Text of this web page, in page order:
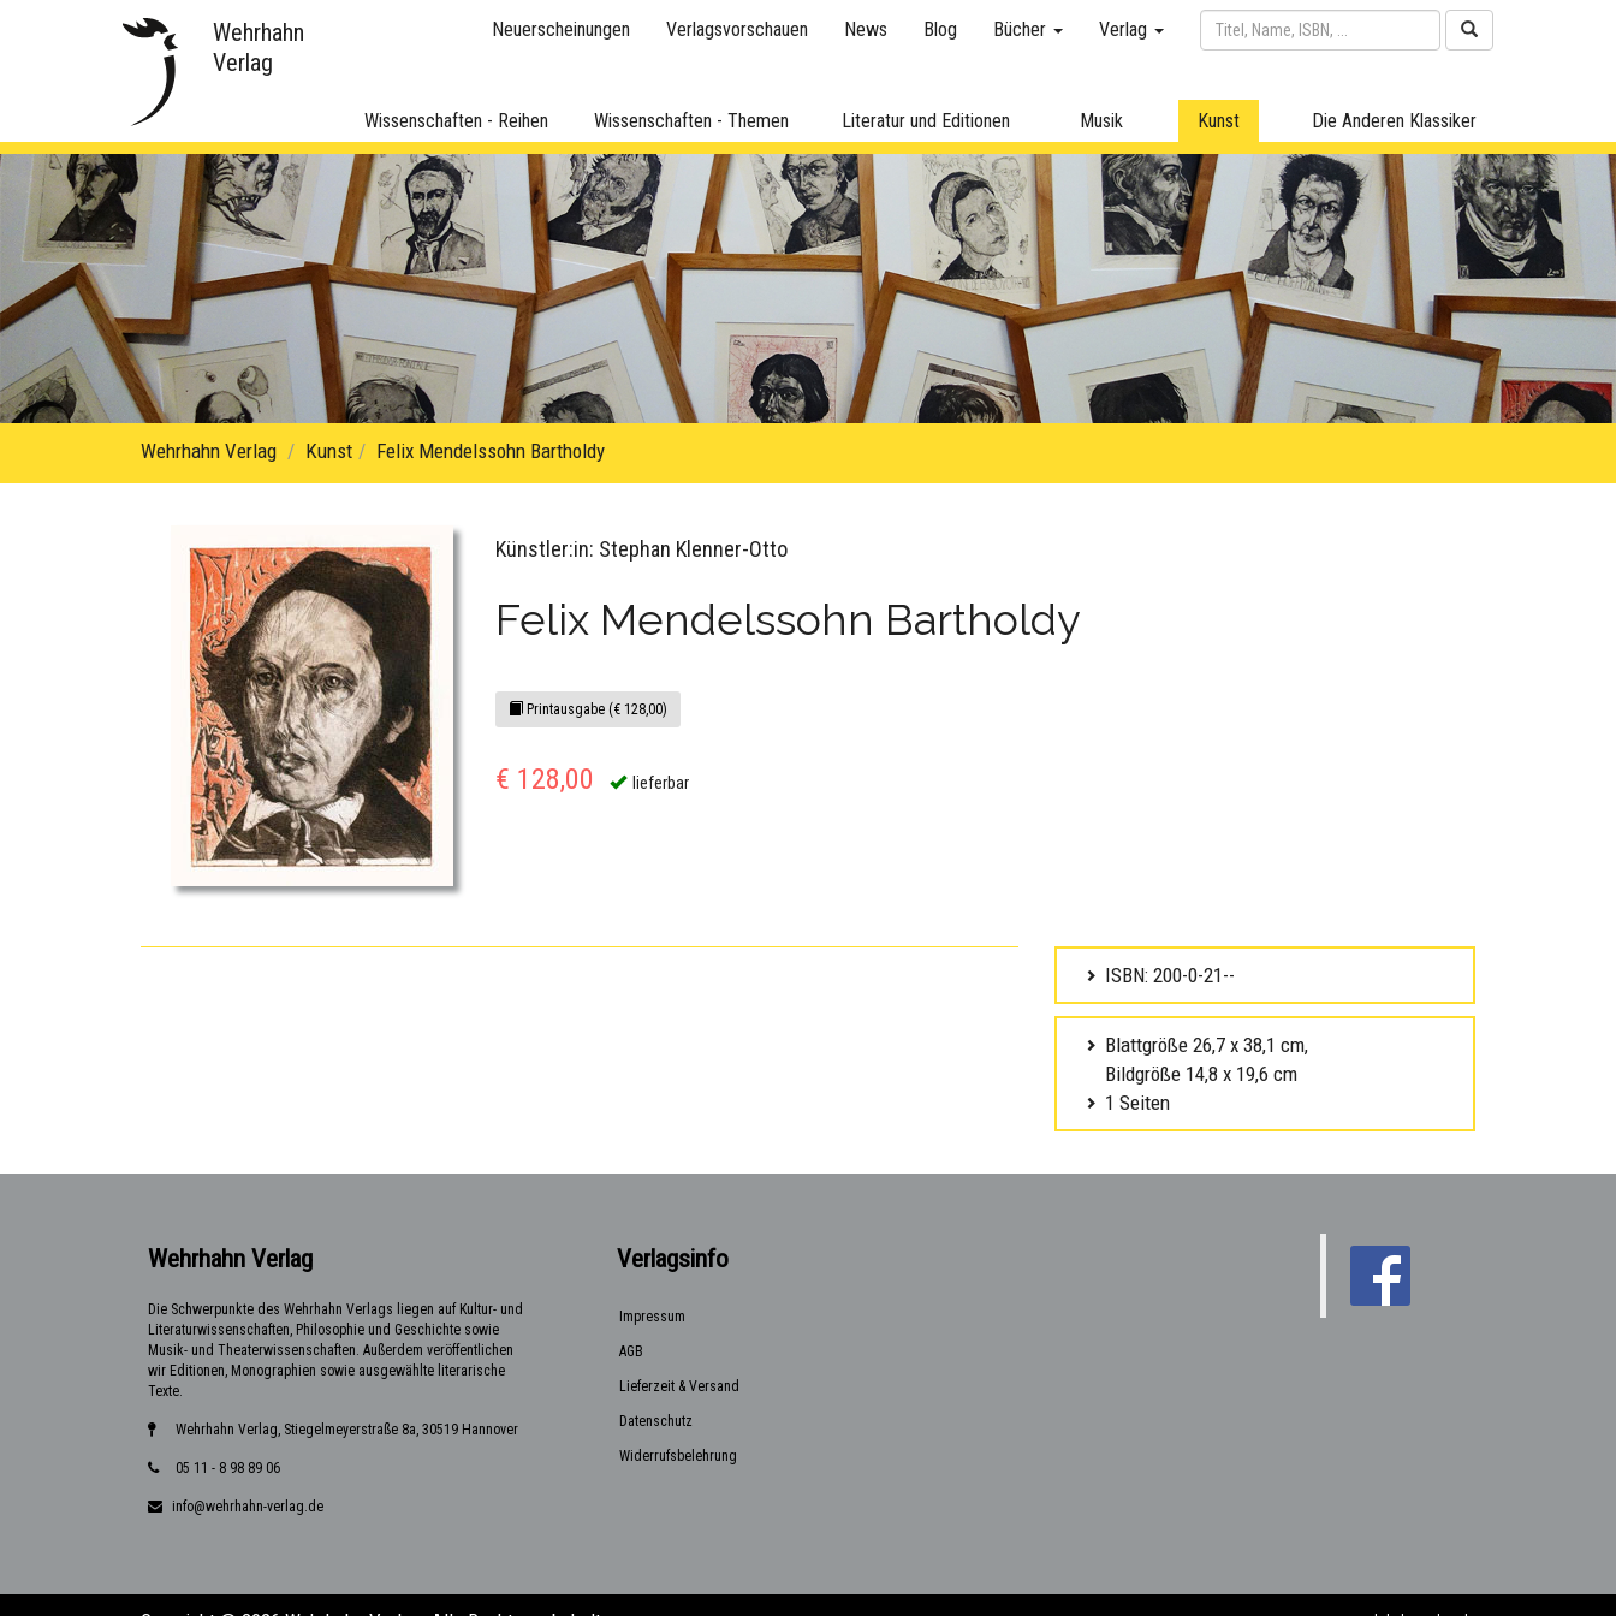
Wehrhahn
Verlag
Neuerscheinungen Verlagsvorschauen News Blog Bücher Verlag
Wissenschaften - Reihen Wissenschaften - Themen Literatur und Editionen Musik Kunst Die Anderen Klassiker
Wehrhahn Verlag Kunst Felix Mendelssohn Bartholdy
Künstler:in: Stephan Klenner-Otto
Felix Mendelssohn Bartholdy
Printausgabe (€ 128,00)
€ 128,00 lieferbar
ISBN: 200-0-21--
Blattgröße 26,7 x 38,1 cm,
Bildgröße 14,8 x 19,6 cm
1 Seiten
Wehrhahn Verlag
Die Schwerpunkte des Wehrhahn Verlags liegen auf Kultur- und
Literaturwissenschaften, Philosophie und Geschichte sowie
Musik- und Theaterwissenschaften. Außerdem veröffentlichen
wir Editionen, Monographien sowie ausgewählte literarische
Texte.
Wehrhahn Verlag, Stiegelmeyerstraße 8a, 30519 Hannover
05 11 - 8 98 89 06
info@wehrhahn-verlag.de
Verlagsinfo
Impressum
AGB
Lieferzeit & Versand
Datenschutz
Widerrufsbelehrung